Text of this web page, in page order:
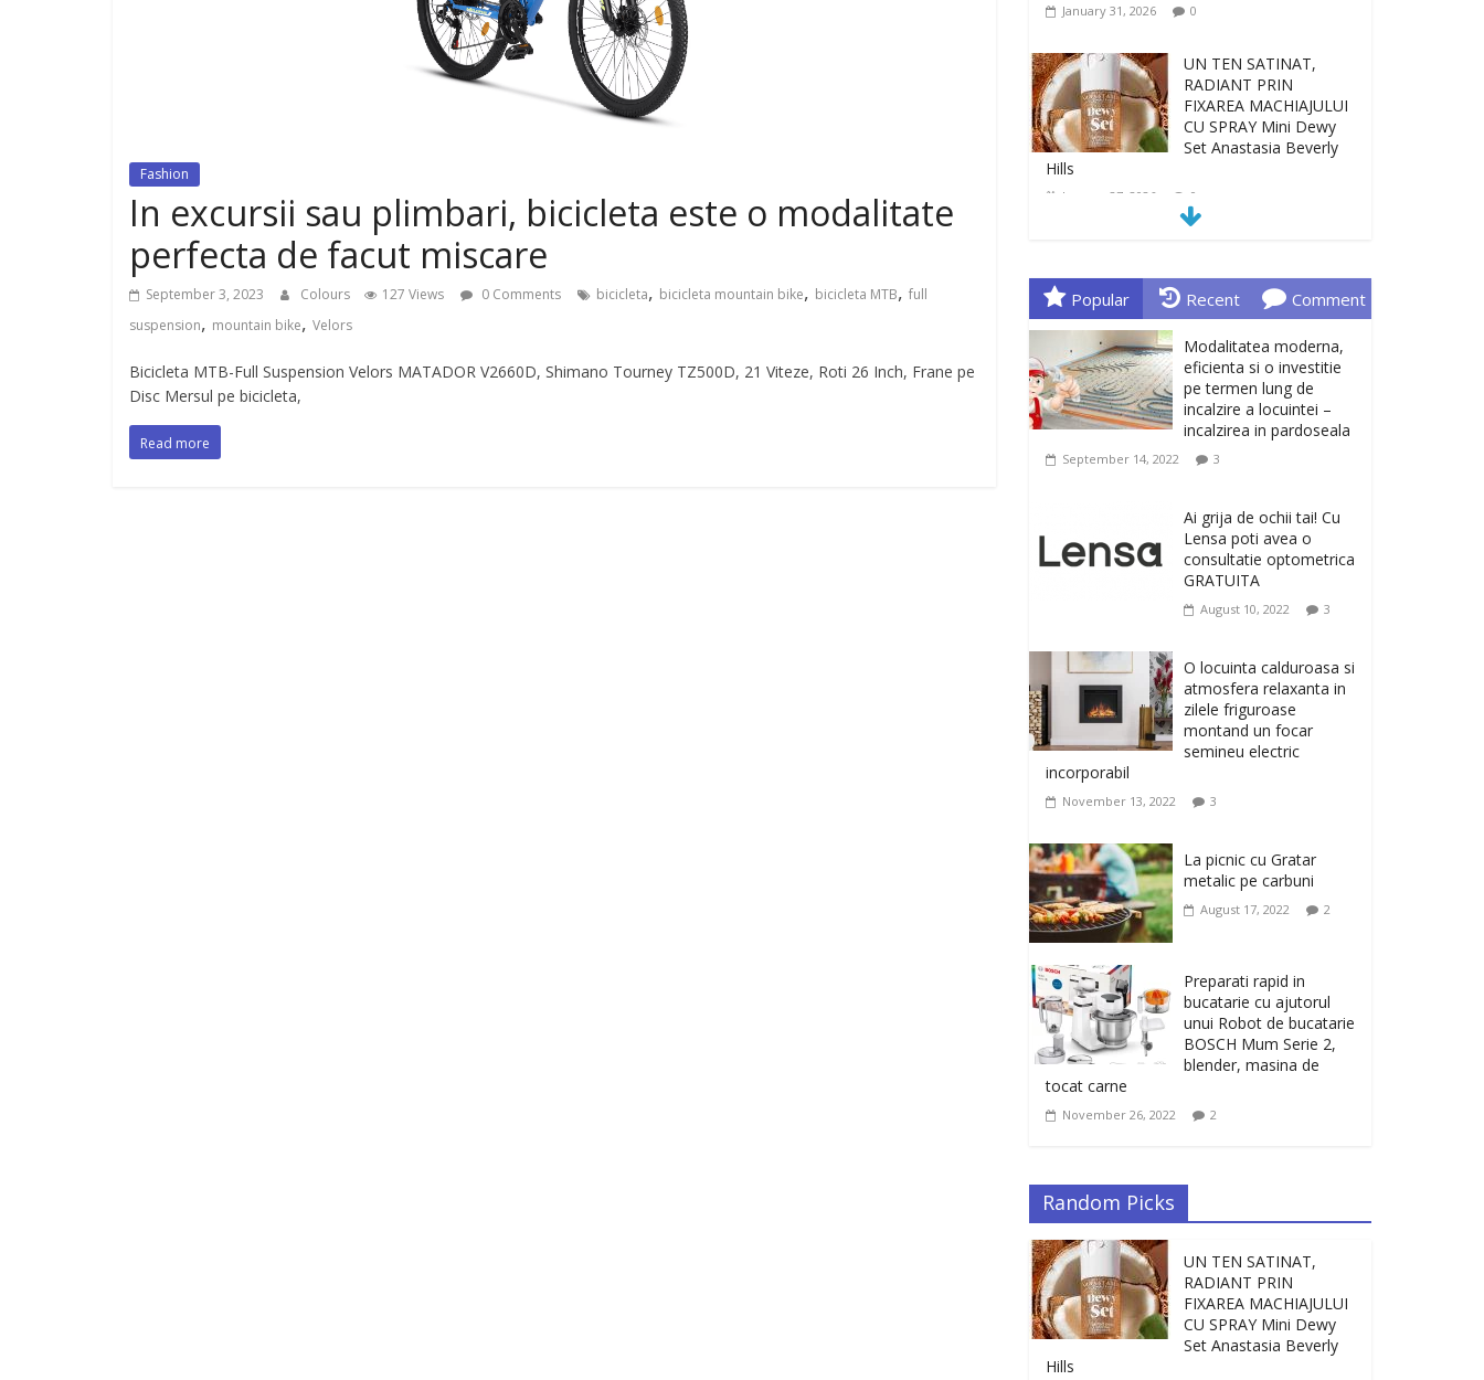
dispozitiv pentru tonifiere muschi
Fashion
In excursii sau plimbari, bicicleta este o modalitate
perfecta de facut miscare
September 3, 2023 Colours 127 Views 0 Comments bicicleta, bicicleta mountain bike, bicicleta MTB, full
suspension, mountain bike, Velors
Bicicleta MTB-Full Suspension Velors MATADOR V2660D, Shimano Tourney TZ500D, 21 Viteze, Roti 26 Inch, Frane pe
Disc Mersul pe bicicleta,
Read more
January 31, 2026 0
UN TEN SATINAT,
RADIANT PRIN
FIXAREA MACHIAJULUI
CU SPRAY Mini Dewy
Set Anastasia Beverly
Hills
January 27, 2026 0
DE CURATARE CeraVe
CU CERAMIDE SI
January 23, 2026 0
Sa gasesti cadoul
potrivit este de multe
ori o provocare. Idei
la Giftspot.ro, magazinul de cadouri
originale. O alegere buna, Oglinda de baie
cu mărire și iluminare LED
0
musculatura pentru un
corp sanatos si
armonios dezvoltat, cu
Flexor Fitness-dispozitiv
pentru tonifiere muschi
February 10, 2026
Ivatherm pentru o piele
neteda si elastica.
February 6, 2026
Popular Recent Comment
Modalitatea moderna,
eficienta si o investitie
pe termen lung de
incalzire a locuintei –
incalzirea in pardoseala
September 14, 2022 3
Ai grija de ochii tai! Cu
Lensa poti avea o
consultatie optometrica
GRATUITA
August 10, 2022 3
O locuinta calduroasa si
atmosfera relaxanta in
zilele friguroase
montand un focar
semineu electric
incorporabil
November 13, 2022 3
La picnic cu Gratar
metalic pe carbuni
August 17, 2022 2
Preparati rapid in
bucatarie cu ajutorul
unui Robot de bucatarie
BOSCH Mum Serie 2,
blender, masina de
tocat carne
November 26, 2022 2
Random Picks
UN TEN SATINAT,
RADIANT PRIN
FIXAREA MACHIAJULUI
CU SPRAY Mini Dewy
Set Anastasia Beverly
Hills